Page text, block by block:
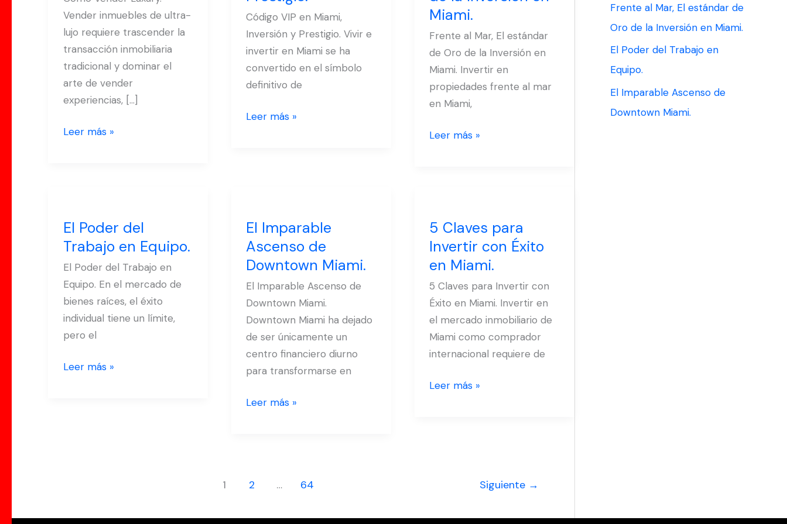
Vender inmuebles de ultra-
lujo requiere trascender la
transacción inmobiliaria
tradicional y dominar el
arte de vender
experiencias, […]
Leer más »
Código VIP en Miami,
Inversión y Prestigio. Vivir e
invertir en Miami se ha
convertido en el símbolo
definitivo de
Prestigio.
Leer más »
Miami.
Frente al Mar, El estándar
de Oro de la Inversión en
Miami. Invertir en
propiedades frente al mar
en Miami,
de
en
Leer más »
El Poder del
Trabajo en Equipo.
El Poder del Trabajo en
Equipo. En el mercado de
bienes raíces, el éxito
individual tiene un límite,
pero el
del
Trabajo
en
Equipo.
Leer más »
El Imparable
Ascenso de
Downtown Miami.
El Imparable Ascenso de
Downtown Miami.
Downtown Miami ha dejado
de ser únicamente un
centro financiero diurno
para transformarse en
Ascenso
de
Downtown
Miami.
Leer más »
5 Claves para
Invertir con Éxito
en Miami.
5 Claves para Invertir con
Éxito en Miami. Invertir en
el mercado inmobiliario de
Miami como comprador
internacional requiere de
para
Invertir
con
Éxito
en
Miami.
Leer más »
1 2 … 64 Siguiente →
Frente al Mar, El estándar de
Oro de la Inversión en Miami.
El Poder del Trabajo en
Equipo.
El Imparable Ascenso de
Downtown Miami.